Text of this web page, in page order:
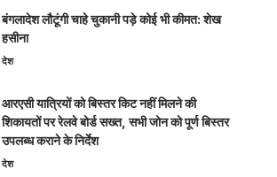
बंगलादेश लौटूंगी चाहे चुकानी पड़े कोई भी कीमत: शेख
हसीना
देश
आरएसी यात्रियों को बिस्तर किट नहीं मिलने की
शिकायतों पर रेलवे बोर्ड सख्त, सभी जोन को पूर्ण बिस्तर
उपलब्ध कराने के निर्देश
देश